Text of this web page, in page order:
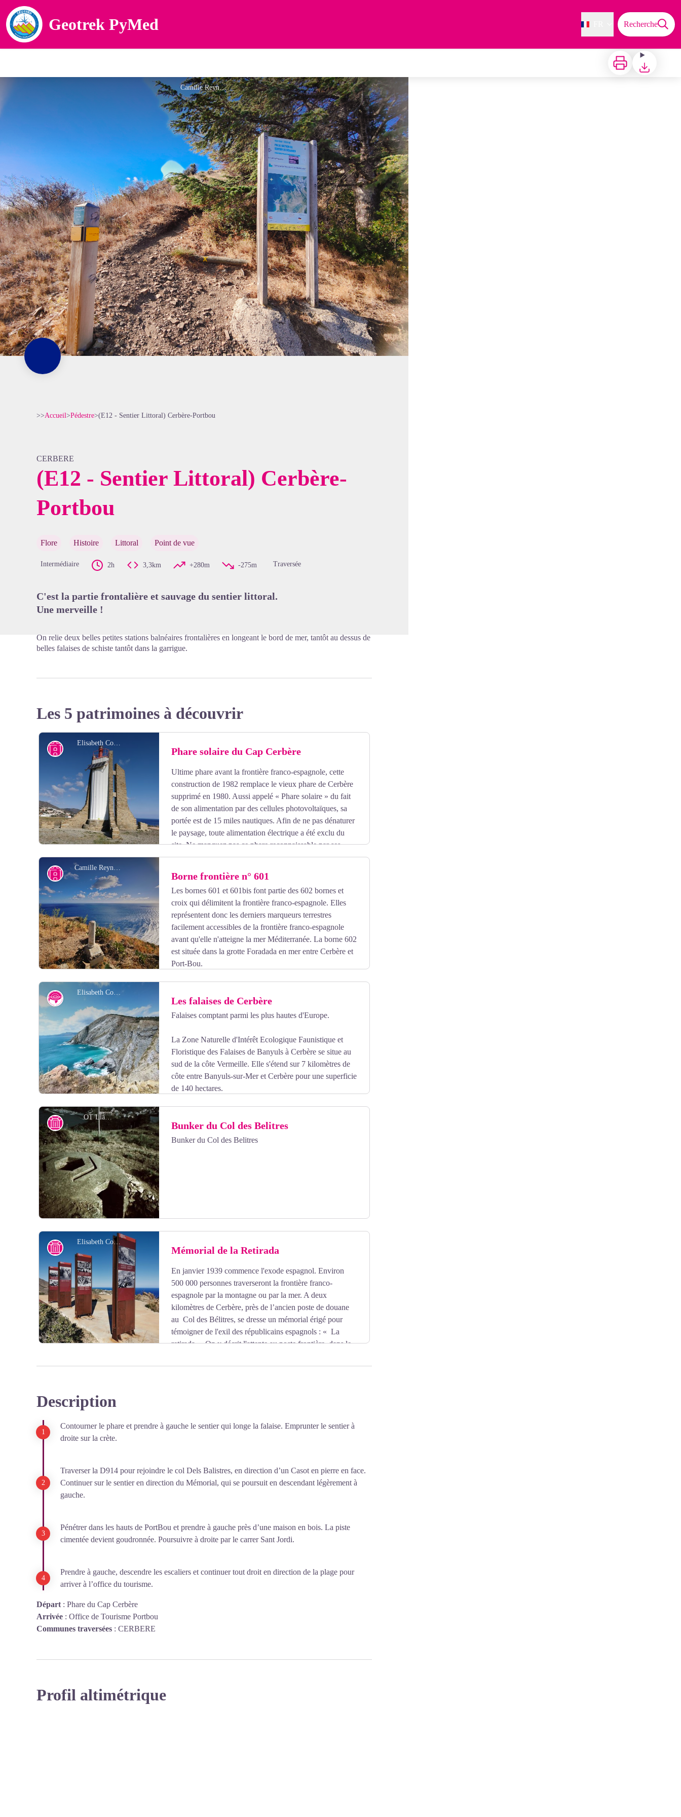
Geotrek PyMed Recherche
Imprimer Télécharger
Camille Reynaud
>>Accueil>Pédestre>(E12 - Sentier Littoral) Cerbère-Portbou
CERBERE
(E12 - Sentier Littoral) Cerbère-
Portbou
Flore Histoire Littoral Point de vue
Intermédiaire 2h 3,3km +280m -275m Traversée
C'est la partie frontalière et sauvage du sentier littoral.
Une merveille !
On relie deux belles petites stations balnéaires frontalières en longeant le bord de mer, tantôt au dessus de
belles falaises de schiste tantôt dans la garrigue.
Les 5 patrimoines à découvrir
Elisabeth Coste
Voir l'image en plein écran
Petit patrimoine Phare solaire du Cap Cerbère
Ultime phare avant la frontière franco-espagnole, cette
construction de 1982 remplace le vieux phare de Cerbère
supprimé en 1980. Aussi appelé « Phare solaire » du fait
de son alimentation par des cellules photovoltaïques, sa
portée est de 15 miles nautiques. Afin de ne pas dénaturer
le paysage, toute alimentation électrique a été exclu du
site. Ne manquez pas ce phare reconnaissable par ses
pierres grises et son haut rouge.
Camille Reynaud
Voir l'image en plein écran
Petit patrimoine Borne frontière n° 601
Les bornes 601 et 601bis font partie des 602 bornes et
croix qui délimitent la frontière franco-espagnole. Elles
représentent donc les derniers marqueurs terrestres
facilement accessibles de la frontière franco-espagnole
avant qu'elle n'atteigne la mer Méditerranée. La borne 602
est située dans la grotte Foradada en mer entre Cerbère et
Port-Bou.
de 1856 qui ont fixé le tracé actuel de la frontière.
Pour trouver la borne 601 : au niveau du panneau fin de section du sentier douanier, continuer
tout droit droit (croix jaune) au lieu de partir à droite sur la piste en terre.
Elisabeth Coste
Voir l'image en plein écran
Géologie Les falaises de Cerbère
Falaises comptant parmi les plus hautes d'Europe.
La Zone Naturelle d'Intérêt Ecologique Faunistique et
Floristique des Falaises de Banyuls à Cerbère se situe au
sud de la côte Vermeille. Elle s'étend sur 7 kilomètres de
côte entre Banyuls-sur-Mer et Cerbère pour une superficie
de 140 hectares.
C'est une côte rocheuse orientée nord-nord-ouest / sud-sud-est. Formée de schistes, elle est
fortement découpée et prolongée par de nombreux écueils et îlots sous-marins.
Plusieurs caps la ponctuent: Cap de l'Abeille, Cap Redéris, Cap de Peyrefite, Cap Canadell. Ils
délimitent plusieurs anses sableuses dont la plus importante est la plage de Peyrefite.
Les replats sommitaux sont occupés par une végétation de pelouses et de maquis méditerranéen
plus ou moins denses parcourus par des ruisseaux temporaires.
OT Llança
Voir l'image en plein écran
Histoire Bunker du Col des Belitres
Bunker du Col des Belitres
Elisabeth Coste
Voir l'image en plein écran
Histoire Mémorial de la Retirada
En janvier 1939 commence l'exode espagnol. Environ
500 000 personnes traverseront la frontière franco-
espagnole par la montagne ou par la mer. A deux
kilomètres de Cerbère, près de l’ancien poste de douane
au Col des Bélitres, se dresse un mémorial érigé pour
témoigner de l'exil des républicains espagnols : « La
retirada ». On y décrit l'attente au poste frontière, dans le
réfugiés politiques. Parmi eux se trouvait le poète Espagnol Antonio Machado qui termina ses
Description
Contourner le phare et prendre à gauche le sentier qui longe la falaise. Emprunter le sentier à
droite sur la crète.
Traverser la D914 pour rejoindre le col Dels Balistres, en direction d’un Casot en pierre en face.
Continuer sur le sentier en direction du Mémorial, qui se poursuit en descendant légèrement à
gauche.
Pénétrer dans les hauts de PortBou et prendre à gauche près d’une maison en bois. La piste
cimentée devient goudronnée. Poursuivre à droite par le carrer Sant Jordi.
Prendre à gauche, descendre les escaliers et continuer tout droit en direction de la plage pour
arriver à l’office du tourisme.
Départ : Phare du Cap Cerbère
Arrivée : Office de Tourisme Portbou
Communes traversées : CERBERE
Profil altimétrique